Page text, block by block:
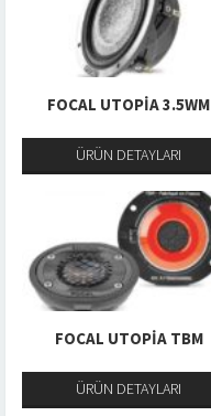
FOCAL UTOPIA 3.5WM
ÜRÜN DETAYLARI
FOCAL UTOPIA TBM
ÜRÜN DETAYLARI